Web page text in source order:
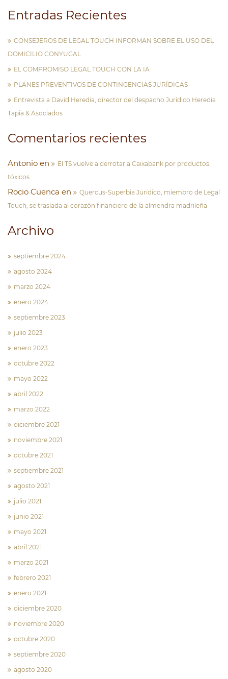
Entradas Recientes
CONSEJEROS DE LEGAL TOUCH INFORMAN SOBRE EL USO DEL
DOMICILIO CONYUGAL
EL COMPROMISO LEGAL TOUCH CON LA IA
PLANES PREVENTIVOS DE CONTINGENCIAS JURÍDICAS
Entrevista a David Heredia, director del despacho Jurídico Heredia
Tapia & Asociados
Comentarios recientes
Antonio en
El TS vuelve a derrotar a Caixabank por productos
tóxicos.
Rocio Cuenca en
Quercus-Superbia Jurídico, miembro de Legal
Touch, se traslada al corazón financiero de la almendra madrileña
Archivo
septiembre 2024
agosto 2024
marzo 2024
enero 2024
septiembre 2023
julio 2023
enero 2023
octubre 2022
mayo 2022
abril 2022
marzo 2022
diciembre 2021
noviembre 2021
octubre 2021
septiembre 2021
agosto 2021
julio 2021
junio 2021
mayo 2021
abril 2021
marzo 2021
febrero 2021
enero 2021
diciembre 2020
noviembre 2020
octubre 2020
septiembre 2020
agosto 2020